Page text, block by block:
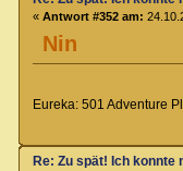
Nin
« Antwort #352 am:
Eureka: 501 Adventure
Re: Zu spät! Ich konnte